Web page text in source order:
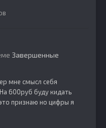
Завершенные
мне смысл себя
600руб буду кидать
признаю но цифры я